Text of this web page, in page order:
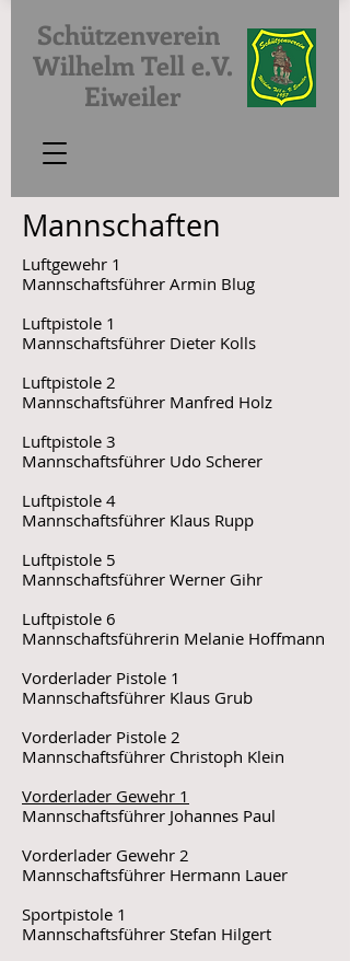
Schützenverein
Wilhelm Tell e.V.
Eiweiler
Mannschaften
Luftgewehr 1
Mannschaftsführer Armin Blug
Luftpistole 1
Mannschaftsführer Dieter Kolls
Luftpistole 2
Mannschaftsführer Manfred Holz
Luftpistole 3
Mannschaftsführer Udo Scherer
Luftpistole 4
Mannschaftsführer Klaus Rupp
Luftpistole 5
Mannschaftsführer Werner Gihr
Luftpistole 6
Mannschaftsführerin Melanie Hoffmann
Vorderlader Pistole 1
Mannschaftsführer Klaus Grub
Vorderlader Pistole 2
Mannschaftsführer Christoph Klein
Vorderlader Gewehr 1
Mannschaftsführer Johannes Paul
Vorderlader Gewehr 2
Mannschaftsführer Hermann Lauer
Sportpistole 1
Mannschaftsführer Stefan Hilgert